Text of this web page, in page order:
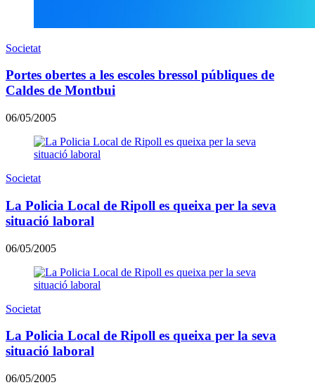
Societat
Portes obertes a les escoles bressol públiques de
Caldes de Montbui
06/05/2005
Societat
La Policia Local de Ripoll es queixa per la seva
situació laboral
06/05/2005
Societat
La Policia Local de Ripoll es queixa per la seva
situació laboral
06/05/2005